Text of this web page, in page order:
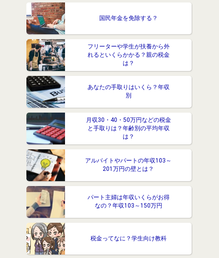
国民年金を免除する？
フリーターや学生が扶養から外
れるといくらかかる？親の税金
は？
あなたの手取りはいくら？年収
別
月収30・40・50万円などの税金
と手取りは？年齢別の平均年収
は？
アルバイトやパートの年収103～
201万円の壁とは？
パート主婦は年収いくらがお得
なの？年収103～150万円
税金ってなに？学生向け教科